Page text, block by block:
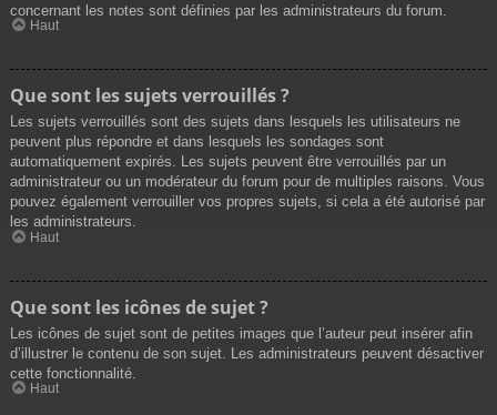
concernant les notes sont définies par les administrateurs du forum.
Haut
Que sont les sujets verrouillés ?
Les sujets verrouillés sont des sujets dans lesquels les utilisateurs ne
peuvent plus répondre et dans lesquels les sondages sont
automatiquement expirés. Les sujets peuvent être verrouillés par un
administrateur ou un modérateur du forum pour de multiples raisons. Vous
pouvez également verrouiller vos propres sujets, si cela a été autorisé par
les administrateurs.
Haut
Que sont les icônes de sujet ?
Les icônes de sujet sont de petites images que l’auteur peut insérer afin
d’illustrer le contenu de son sujet. Les administrateurs peuvent désactiver
cette fonctionnalité.
Haut